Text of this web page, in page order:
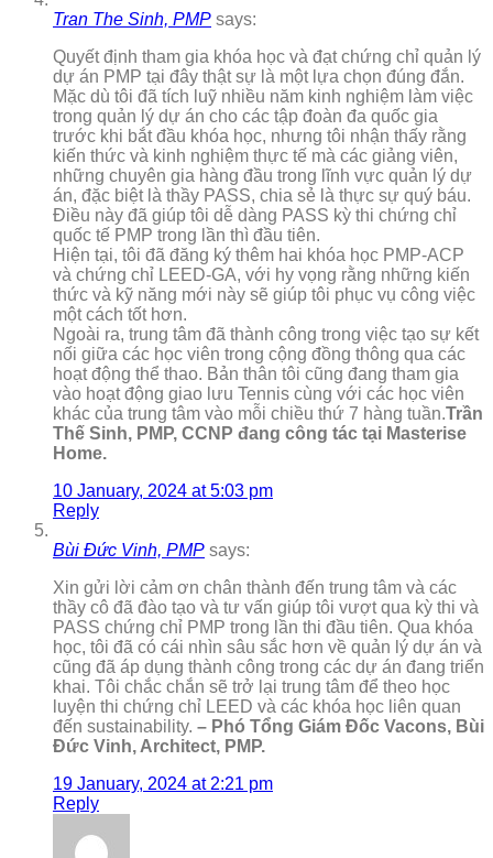
Tran The Sinh, PMP says:
Quyết định tham gia khóa học và đạt chứng chỉ quản lý
dự án PMP tại đây thật sự là một lựa chọn đúng đắn.
Mặc dù tôi đã tích luỹ nhiều năm kinh nghiệm làm việc
trong quản lý dự án cho các tập đoàn đa quốc gia
trước khi bắt đầu khóa học, nhưng tôi nhận thấy rằng
kiến thức và kinh nghiệm thực tế mà các giảng viên,
những chuyên gia hàng đầu trong lĩnh vực quản lý dự
án, đặc biệt là thầy PASS, chia sẻ là thực sự quý báu.
Điều này đã giúp tôi dễ dàng PASS kỳ thi chứng chỉ
quốc tế PMP trong lần thì đầu tiên.
Hiện tại, tôi đã đăng ký thêm hai khóa học PMP-ACP
và chứng chỉ LEED-GA, với hy vọng rằng những kiến
thức và kỹ năng mới này sẽ giúp tôi phục vụ công việc
một cách tốt hơn.
Ngoài ra, trung tâm đã thành công trong việc tạo sự kết
nối giữa các học viên trong cộng đồng thông qua các
hoạt động thể thao. Bản thân tôi cũng đang tham gia
vào hoạt động giao lưu Tennis cùng với các học viên
khác của trung tâm vào mỗi chiều thứ 7 hàng tuần.Trần
Thế Sinh, PMP, CCNP đang công tác tại Masterise
Home.
10 January, 2024 at 5:03 pm
Reply
Bùi Đức Vinh, PMP says:
Xin gửi lời cảm ơn chân thành đến trung tâm và các
thầy cô đã đào tạo và tư vấn giúp tôi vượt qua kỳ thi và
PASS chứng chỉ PMP trong lần thi đầu tiên. Qua khóa
học, tôi đã có cái nhìn sâu sắc hơn về quản lý dự án và
cũng đã áp dụng thành công trong các dự án đang triển
khai. Tôi chắc chắn sẽ trở lại trung tâm để theo học
luyện thi chứng chỉ LEED và các khóa học liên quan
đến sustainability. – Phó Tổng Giám Đốc Vacons, Bùi
Đức Vinh, Architect, PMP.
19 January, 2024 at 2:21 pm
Reply